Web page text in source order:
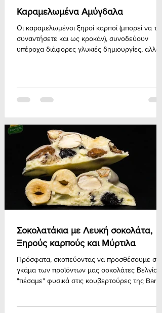
Καραμελωμένα Αμύγδαλα
Οι καραμελωμένοι ξηροί καρποί (μπορεί να
συναντήσετε και ως κροκάν), συνοδεύουν
υπέροχα διάφορες γλυκιές δημιουργίες, αλλά
Σοκολατάκια με Λευκή σοκολάτα,
Ξηρούς καρπούς και Μύρτιλα
Πρόσφατα, σκοπεύοντας να προσθέσουμε
γκάμα των προϊόντων μας σοκολάτες Βελγίου,
"πέσαμε" φυσικά στις κουβερτούρες της Barry-